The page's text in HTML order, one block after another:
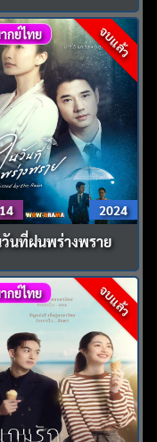
จบแล้ว
กย์ไทย
2024
วันที่ฝนพร่างพราย
จบแล้ว
กย์ไทย